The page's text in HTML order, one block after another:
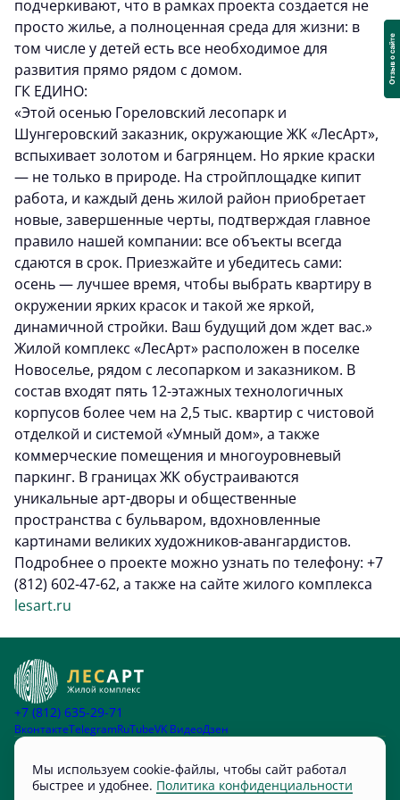
подчеркивают, что в рамках проекта создается не
просто жилье, а полноценная среда для жизни: в
том числе у детей есть все необходимое для
развития прямо рядом с домом.
ГК ЕДИНО:
«Этой осенью Гореловский лесопарк и
Шунгеровский заказник, окружающие ЖК «ЛесAрт»,
вспыхивает золотом и багрянцем. Но яркие краски
— не только в природе. На стройплощадке кипит
работа, и каждый день жилой район приобретает
новые, завершенные черты, подтверждая главное
правило нашей компании: все объекты всегда
сдаются в срок. Приезжайте и убедитесь сами:
осень — лучшее время, чтобы выбрать квартиру в
окружении ярких красок и такой же яркой,
динамичной стройки. Ваш будущий дом ждет вас.»
Жилой комплекс «ЛесAрт» расположен в поселке
Новоселье, рядом с лесопарком и заказником. В
состав входят пять 12-этажных технологичных
корпусов более чем на 2,5 тыс. квартир с чистовой
отделкой и системой «Умный дом», а также
коммерческие помещения и многоуровневый
паркинг. В границах ЖК обустраиваются
уникальные арт-дворы и общественные
пространства с бульваром, вдохновленные
картинами великих художников-авангардистов.
Подробнее о проекте можно узнать по телефону: +7
(812) 602-47-62, а также на сайте жилого комплекса
lesart.ru
+7 (812) 635-29-71
ВконтактеTelegramRuTubeVK ВидеоДзен
Остались вопросы?
Мы используем cookie-файлы, чтобы сайт работал
быстрее и удобнее. Политика конфиденциальности